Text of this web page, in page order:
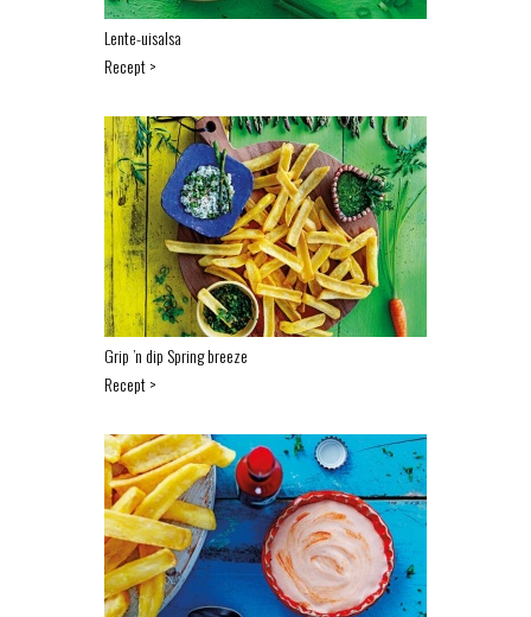
Lente-uisalsa
Recept >
Grip ’n dip Spring breeze
Recept >